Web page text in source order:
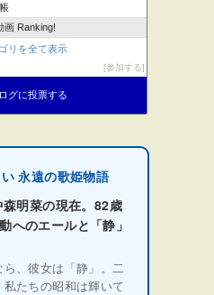
画 Ranking!
リを全て表示
参加する
グに投票する
永遠の歌姫物語
森明菜の現在。82歳
へのエールと「静」
、彼女は「静」。二
たちの昭和は輝いて